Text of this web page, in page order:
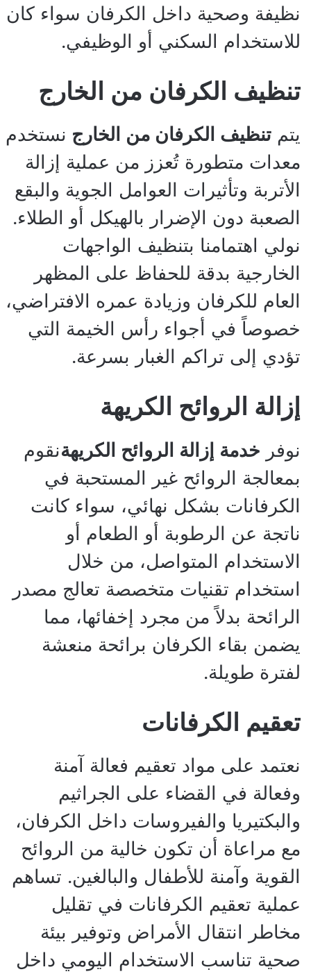
نظيفة وصحية داخل الكرفان سواء كان
للاستخدام السكني أو الوظيفي.
تنظيف الكرفان من الخارج
يتم تنظيف الكرفان من الخارج نستخدم
معدات متطورة تُعزز من عملية إزالة
الأتربة وتأثيرات العوامل الجوية والبقع
الصعبة دون الإضرار بالهيكل أو الطلاء.
نولي اهتمامنا بتنظيف الواجهات
الخارجية بدقة للحفاظ على المظهر
العام للكرفان وزيادة عمره الافتراضي،
خصوصاً في أجواء رأس الخيمة التي
تؤدي إلى تراكم الغبار بسرعة.
إزالة الروائح الكريهة
نوفر خدمة إزالة الروائح الكريهةنقوم
بمعالجة الروائح غير المستحبة في
الكرفانات بشكل نهائي، سواء كانت
ناتجة عن الرطوبة أو الطعام أو
الاستخدام المتواصل، من خلال
استخدام تقنيات متخصصة تعالج مصدر
الرائحة بدلاً من مجرد إخفائها، مما
يضمن بقاء الكرفان برائحة منعشة
لفترة طويلة.
تعقيم الكرفانات
نعتمد على مواد تعقيم فعالة آمنة
وفعالة في القضاء على الجراثيم
والبكتيريا والفيروسات داخل الكرفان،
مع مراعاة أن تكون خالية من الروائح
القوية وآمنة للأطفال والبالغين. تساهم
عملية تعقيم الكرفانات في تقليل
مخاطر انتقال الأمراض وتوفير بيئة
صحية تناسب الاستخدام اليومي داخل